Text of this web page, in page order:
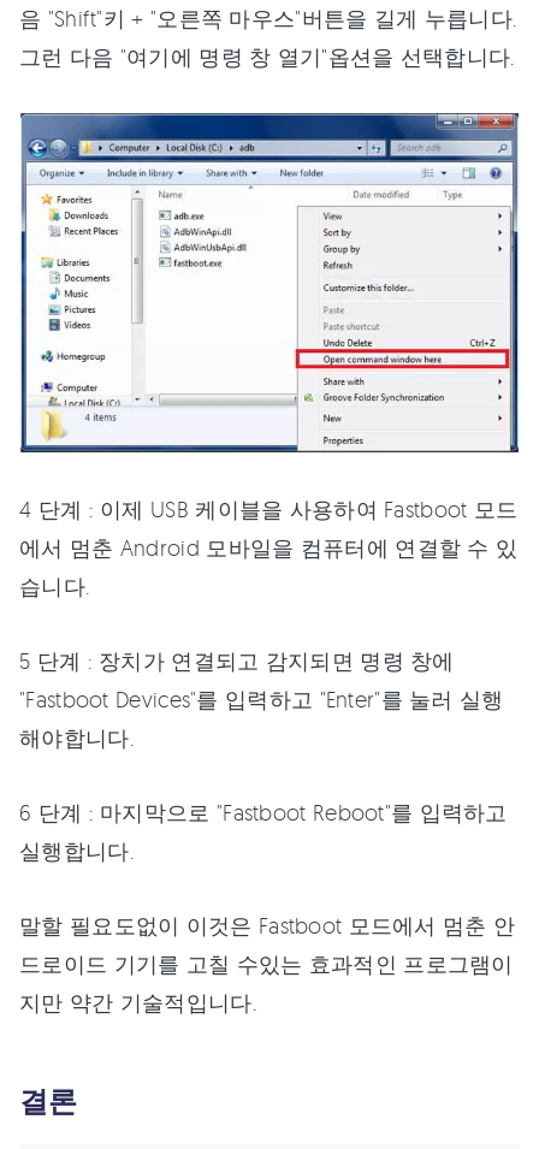
음 "Shift"키 + "오른쪽 마우스"버튼을 길게 누릅니다.
그런 다음 "여기에 명령 창 열기"옵션을 선택합니다.
4 단계 : 이제 USB 케이블을 사용하여 Fastboot 모드
에서 멈춘 Android 모바일을 컴퓨터에 연결할 수 있
습니다.
5 단계 : 장치가 연결되고 감지되면 명령 창에
"Fastboot Devices"를 입력하고 "Enter"를 눌러 실행
해야합니다.
6 단계 : 마지막으로 "Fastboot Reboot"를 입력하고
실행합니다.
말할 필요도없이 이것은 Fastboot 모드에서 멈춘 안
드로이드 기기를 고칠 수있는 효과적인 프로그램이
지만 약간 기술적입니다.
결론